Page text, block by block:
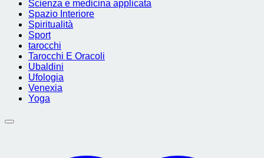
Scienza e medicina applicata
Spazio Interiore
Spiritualità
Sport
tarocchi
Tarocchi E Oracoli
Ubaldini
Ufologia
Venexia
Yoga